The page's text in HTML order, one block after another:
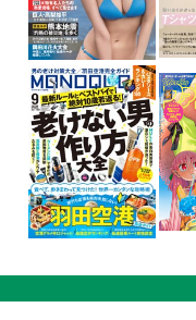
骨のズイまで格闘技 第23
Dr.Fの格闘技医学 日々の
パワプロマスター桑原先生
カギ
定期購入
復帰した東京五輪女子フ
れぞれの明日
菅原美優 公式戦初挑戦は
TEPPEN GYMが遂にタイ・
山本玲 40歳・プロ4戦で三
引退 竹野元稀からのメッ